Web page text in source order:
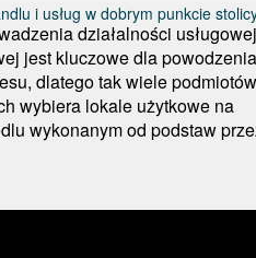
i usług w dobrym punkcie
działalności usługowej
jest kluczowe dla powodzenia
dlatego tak wiele podmiotów
wybiera lokale użytkowe na
wykonanym od podstaw